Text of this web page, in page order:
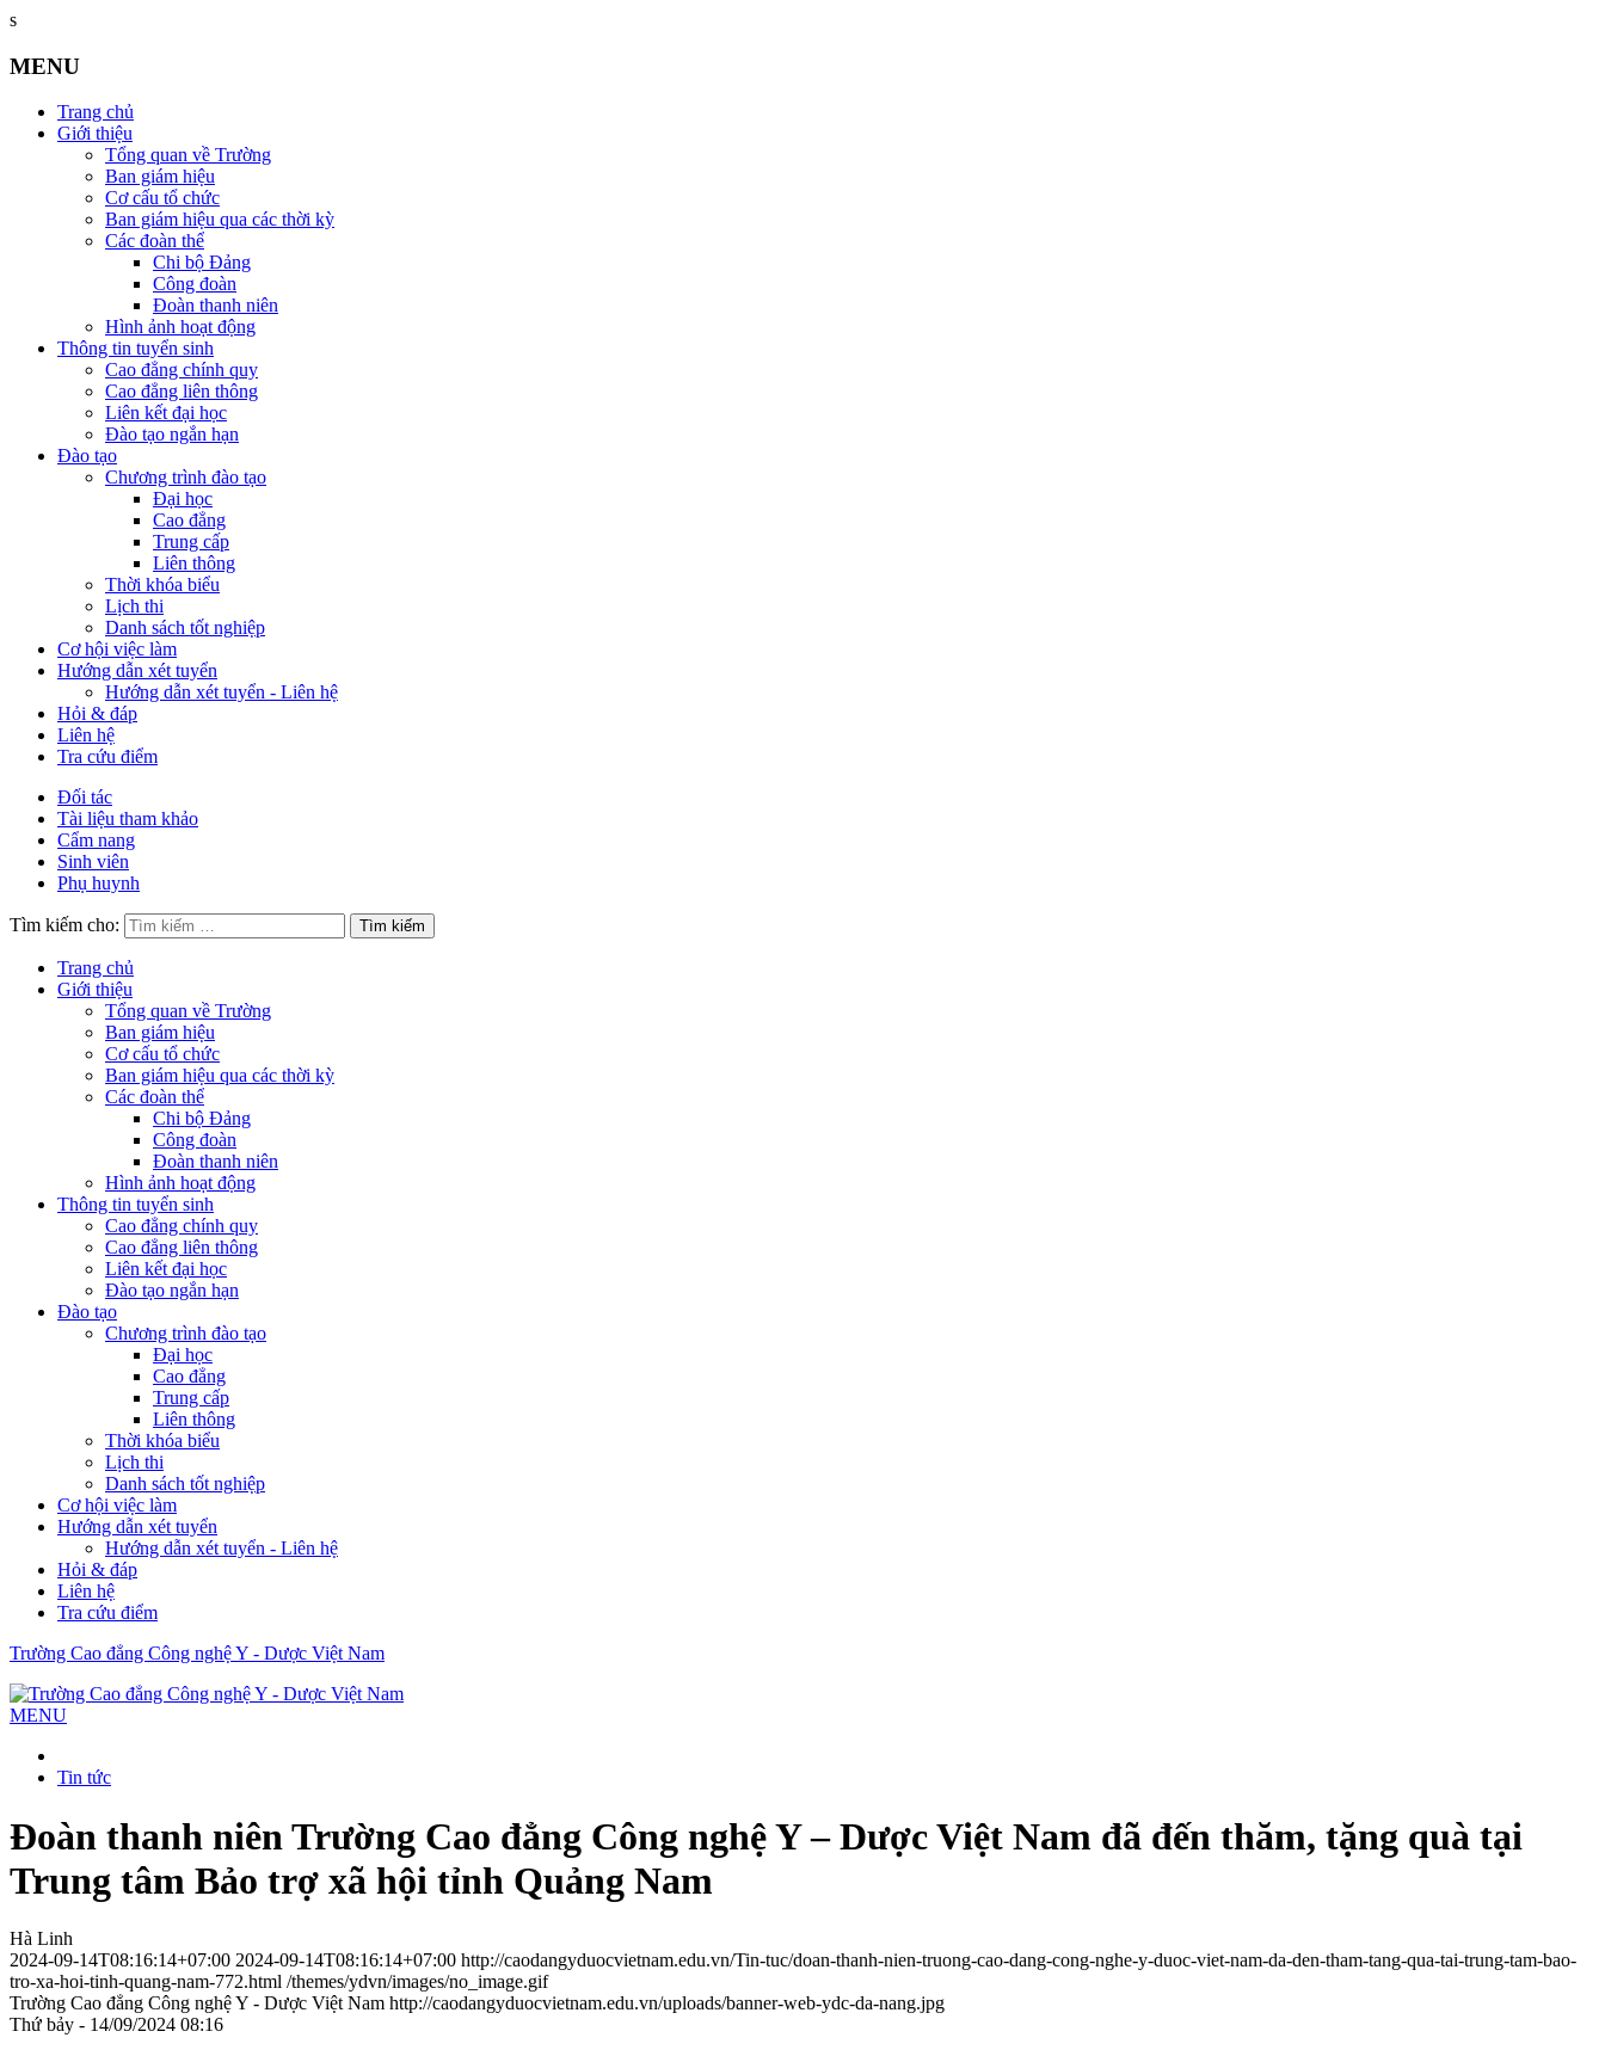
s
MENU
Trang chủ
Giới thiệu
Tổng quan về Trường
Ban giám hiệu
Cơ cấu tổ chức
Ban giám hiệu qua các thời kỳ
Các đoàn thể
Chi bộ Đảng
Công đoàn
Đoàn thanh niên
Hình ảnh hoạt động
Thông tin tuyển sinh
Cao đẳng chính quy
Cao đẳng liên thông
Liên kết đại học
Đào tạo ngắn hạn
Đào tạo
Chương trình đào tạo
Đại học
Cao đẳng
Trung cấp
Liên thông
Thời khóa biểu
Lịch thi
Danh sách tốt nghiệp
Cơ hội việc làm
Hướng dẫn xét tuyển
Hướng dẫn xét tuyển - Liên hệ
Hỏi & đáp
Liên hệ
Tra cứu điểm
Đối tác
Tài liệu tham khảo
Cẩm nang
Sinh viên
Phụ huynh
Tìm kiếm cho:
Trang chủ
Giới thiệu
Tổng quan về Trường
Ban giám hiệu
Cơ cấu tổ chức
Ban giám hiệu qua các thời kỳ
Các đoàn thể
Chi bộ Đảng
Công đoàn
Đoàn thanh niên
Hình ảnh hoạt động
Thông tin tuyển sinh
Cao đẳng chính quy
Cao đẳng liên thông
Liên kết đại học
Đào tạo ngắn hạn
Đào tạo
Chương trình đào tạo
Đại học
Cao đẳng
Trung cấp
Liên thông
Thời khóa biểu
Lịch thi
Danh sách tốt nghiệp
Cơ hội việc làm
Hướng dẫn xét tuyển
Hướng dẫn xét tuyển - Liên hệ
Hỏi & đáp
Liên hệ
Tra cứu điểm
Trường Cao đẳng Công nghệ Y - Dược Việt Nam
MENU
Tin tức
Đoàn thanh niên Trường Cao đẳng Công nghệ Y – Dược Việt Nam đã đến thăm, tặng quà tại
Trung tâm Bảo trợ xã hội tỉnh Quảng Nam
Hà Linh
2024-09-14T08:16:14+07:00 2024-09-14T08:16:14+07:00 http://caodangyduocvietnam.edu.vn/Tin-tuc/doan-thanh-nien-truong-cao-dang-cong-nghe-y-duoc-viet-nam-da-den-tham-tang-qua-tai-trung-tam-bao-
tro-xa-hoi-tinh-quang-nam-772.html /themes/ydvn/images/no_image.gif
Trường Cao đẳng Công nghệ Y - Dược Việt Nam http://caodangyduocvietnam.edu.vn/uploads/banner-web-ydc-da-nang.jpg
Thứ bảy - 14/09/2024 08:16